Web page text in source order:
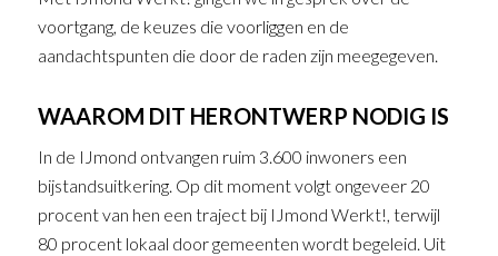
voortgang, de keuzes die voorliggen en de
aandachtspunten die door de raden zijn meegegeven.
WAAROM DIT HERONTWERP NODIG IS
In de IJmond ontvangen ruim 3.600 inwoners een
bijstandsuitkering. Op dit moment volgt ongeveer 20
procent van hen een traject bij IJmond Werkt!, terwijl
80 procent lokaal door gemeenten wordt begeleid. Uit